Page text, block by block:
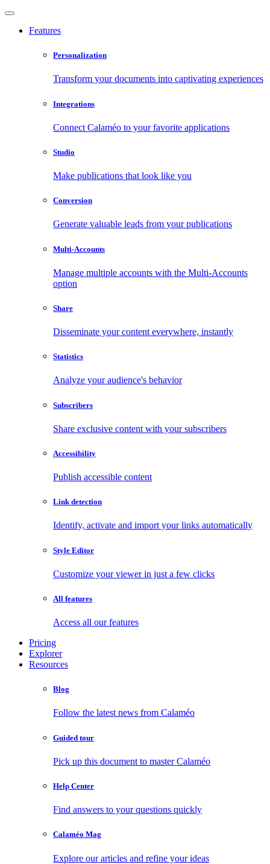
Features
Personalization
Transform your documents into captivating experiences
Integrations
Connect Calaméo to your favorite applications
Studio
Make publications that look like you
Conversion
Generate valuable leads from your publications
Multi-Accounts
Manage multiple accounts with the Multi-Accounts
option
Share
Disseminate your content everywhere, instantly
Statistics
Analyze your audience's behavior
Subscribers
Share exclusive content with your subscribers
Accessibility
Publish accessible content
Link detection
Identify, activate and import your links automatically
Style Editor
Customize your viewer in just a few clicks
All features
Access all our features
Pricing
Explorer
Resources
Blog
Follow the latest news from Calaméo
Guided tour
Pick up this document to master Calaméo
Help Center
Find answers to your questions quickly
Calaméo Mag
Explore our articles and refine your ideas